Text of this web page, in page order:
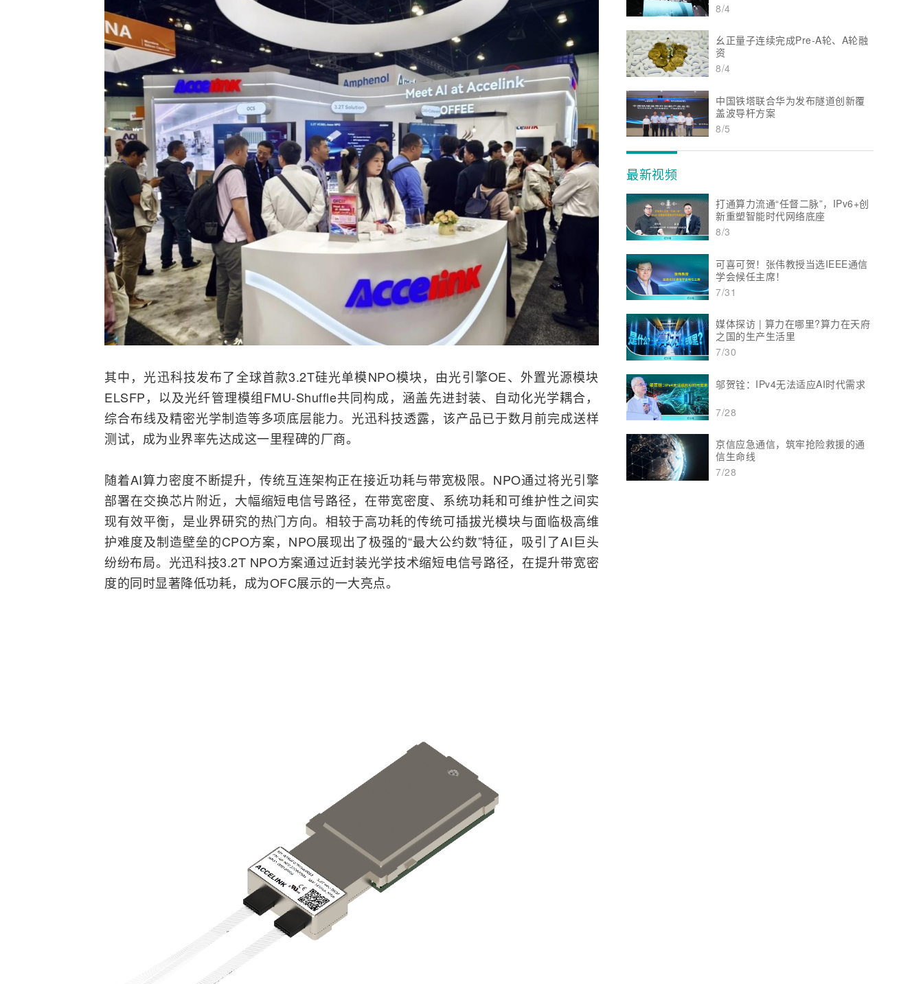
其中，光迅科技发布了全球首款3.2T硅光单模NPO模块，由光引擎OE、外置光源模块
ELSFP，以及光纤管理模组FMU-Shuffle共同构成，涵盖先进封装、自动化光学耦合，
综合布线及精密光学制造等多项底层能力。光迅科技透露，该产品已于数月前完成送样
测试，成为业界率先达成这一里程碑的厂商。
随着AI算力密度不断提升，传统互连架构正在接近功耗与带宽极限。NPO通过将光引擎
部署在交换芯片附近，大幅缩短电信号路径，在带宽密度、系统功耗和可维护性之间实
现有效平衡，是业界研究的热门方向。相较于高功耗的传统可插拔光模块与面临极高维
护难度及制造壁垒的CPO方案，NPO展现出了极强的“最大公约数”特征，吸引了AI巨头
纷纷布局。光迅科技3.2T NPO方案通过近封装光学技术缩短电信号路径，在提升带宽密
度的同时显著降低功耗，成为OFC展示的一大亮点。
8/4
幺正量子连续完成Pre-A轮、A轮融
资
8/4
中国铁塔联合华为发布隧道创新覆
盖波导杆方案
8/5
最新视频
打通算力流通“任督二脉”，IPv6+创
新重塑智能时代网络底座
8/3
可喜可贺！张伟教授当选IEEE通信
学会候任主席！
7/31
媒体探访 | 算力在哪里?算力在天府
之国的生产生活里
7/30
邬贺铨：IPv4无法适应AI时代需求
7/28
京信应急通信，筑牢抢险救援的通
信生命线
7/28